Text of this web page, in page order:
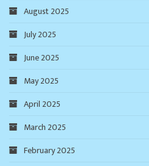
August 2025
July 2025
June 2025
May 2025
April 2025
March 2025
February 2025